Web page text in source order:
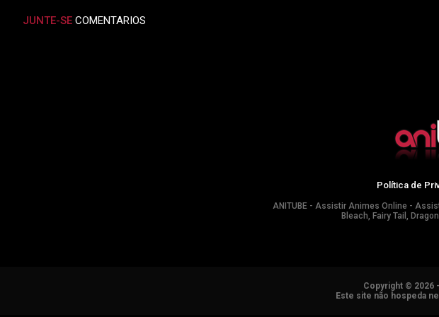
JUNTE-SE COMENTARIOS
Política de
ANITUBE - Assistir Animes Online -
Bleach, Fairy Tail,
Copyright © 2026
Este site não hospeda